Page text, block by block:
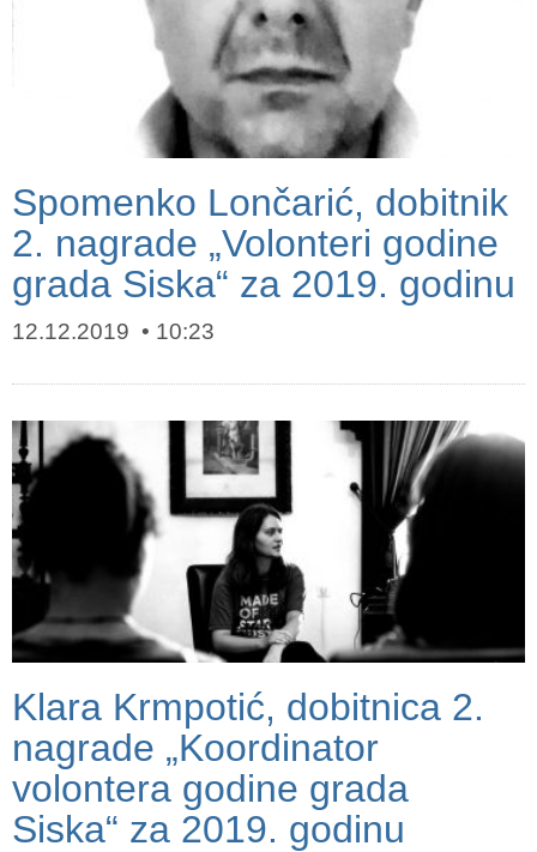
Spomenko Lončarić, dobitnik
2. nagrade „Volonteri godine
grada Siska“ za 2019. godinu
12.12.2019 10:23
Klara Krmpotić, dobitnica 2.
nagrade „Koordinator
volontera godine grada
Siska“ za 2019. godinu